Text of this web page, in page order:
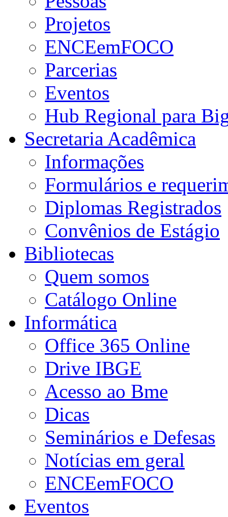
Projetos
ENCEemFOCO
Parcerias
Eventos
Hub Regional para
Secretaria Acadêmica
Informações
Formulários e
Diplomas Registrados
Convênios de Estágio
Bibliotecas
Quem somos
Catálogo Online
Informática
Office 365 Online
Drive IBGE
Acesso ao Bme
Dicas
Seminários e Defesas
Notícias em geral
ENCEemFOCO
Eventos